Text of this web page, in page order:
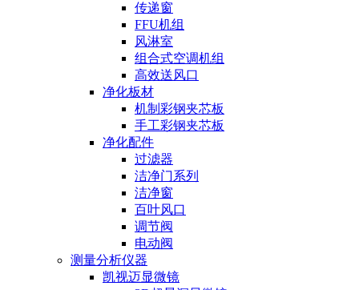
传递窗
FFU机组
风淋室
组合式空调机组
高效送风口
净化板材
机制彩钢夹芯板
手工彩钢夹芯板
净化配件
过滤器
洁净门系列
洁净窗
百叶风口
调节阀
电动阀
测量分析仪器
凯视迈显微镜